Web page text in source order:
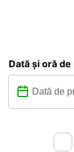
Dată și oră